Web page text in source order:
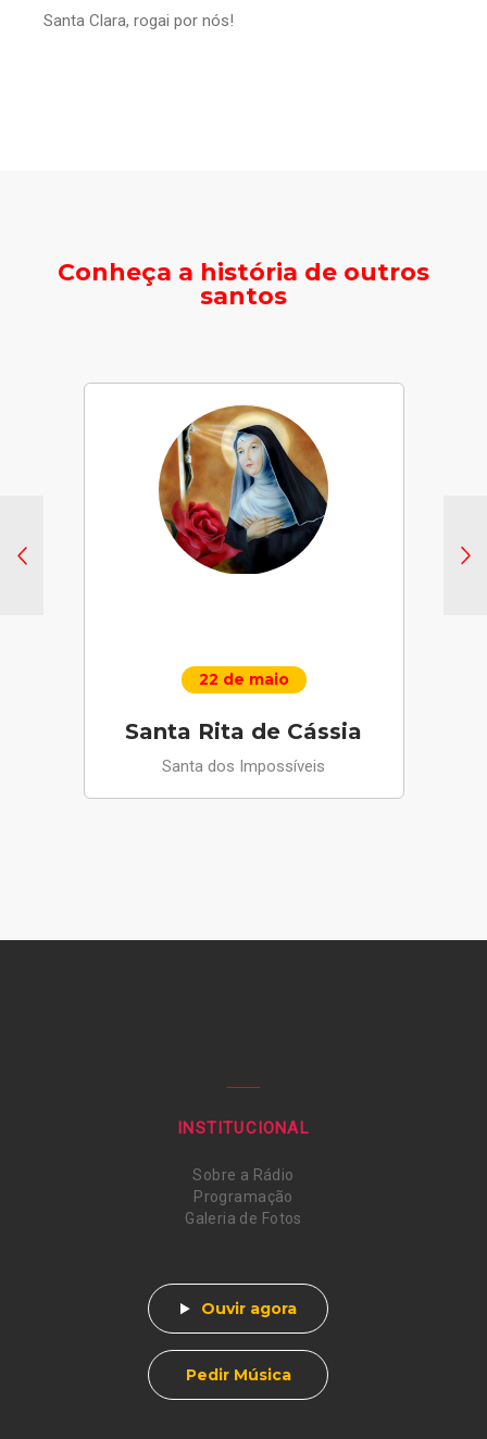
Santa Clara, rogai por nós!
Conheça a história de outros
santos
22 de maio
Santa Rita de Cássia
Santa dos Impossíveis
INSTITUCIONAL
Sobre a Rádio
Programação
Galeria de Fotos
Ouvir agora
Pedir Música